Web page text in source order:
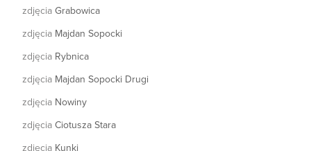
zdjęcia Grabowica
zdjęcia Majdan Sopocki
zdjęcia Rybnica
zdjęcia Majdan Sopocki Drugi
zdjęcia Nowiny
zdjęcia Ciotusza Stara
zdjęcia Kunki